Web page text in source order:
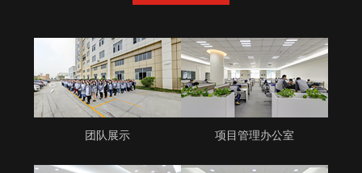
团队展示 项目管理办公室